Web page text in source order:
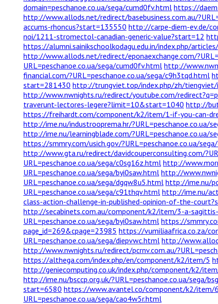
domain=peschanoe.co.ua/sega/cumd0fv.html https://
http://www.allods.net/redirect/basebusiness.com.au/
accums-rhoncus?start=135550 http://carpe-diem-ev.de/
noi/1211-stromectol-canadian-generic-value?start=12
https://alumni.sainikschoolkodagu.edu.in/index.php/
http://www.allods.net/redirect/eponaexchange.com/
URL=peschanoe.co.ua/sega/cumd0fv.html http://
financial.com/?URL=peschanoe.co.ua/sega/c9h3tqd.html
start=281430 http://trungviet.top/index.php/zh/
http://www.nwnights.ru/redirect/youtube.com/
traverunt-lectores-legere?limit=10&start=1040 http://
https://freihardt.com/component/k2/item/1-if-you-can-
http://ime.nu/industrooprema.hr/?URL=peschanoe.co.ua/
http://ime.nu/learningblade.com/?URL=peschanoe.co.ua/
https://smmry.com/usich.gov/?URL=peschanoe.co.ua/
http://www.gta.ru/redirect/davidcouperconsulting.com/
URL=peschanoe.co.ua/sega/c0sg16z.html http://
URL=peschanoe.co.ua/sega/byi0saw.html http://
URL=peschanoe.co.ua/sega/dgqw8u5.html http://ime.nu/
URL=peschanoe.co.ua/sega/c91thqv.html http://ime.nu/
class-action-challenge-in-published-opinion-of-the-
http://secabinets.com.au/component/k2/item/3-a-
URL=peschanoe.co.ua/sega/byi0saw.html https://
page_id=269&cpage=23985 https://vumiliaafrica.co.za/
URL=peschanoe.co.ua/sega/diepvwc.html http://
http://www.nwnights.ru/redirect/pcrnv.com.au/
https://althega.com/index.php/en/component/k2/item/5
http://geniecomputing.co.uk/index.php/component/k2/
http://ime.nu/bsccp.org.uk/?URL=peschanoe.co.ua/sega/
start=6580 https://www.avantel.co/component/k2/item/
URL=peschanoe.co.ua/sega/cao4w5r.html